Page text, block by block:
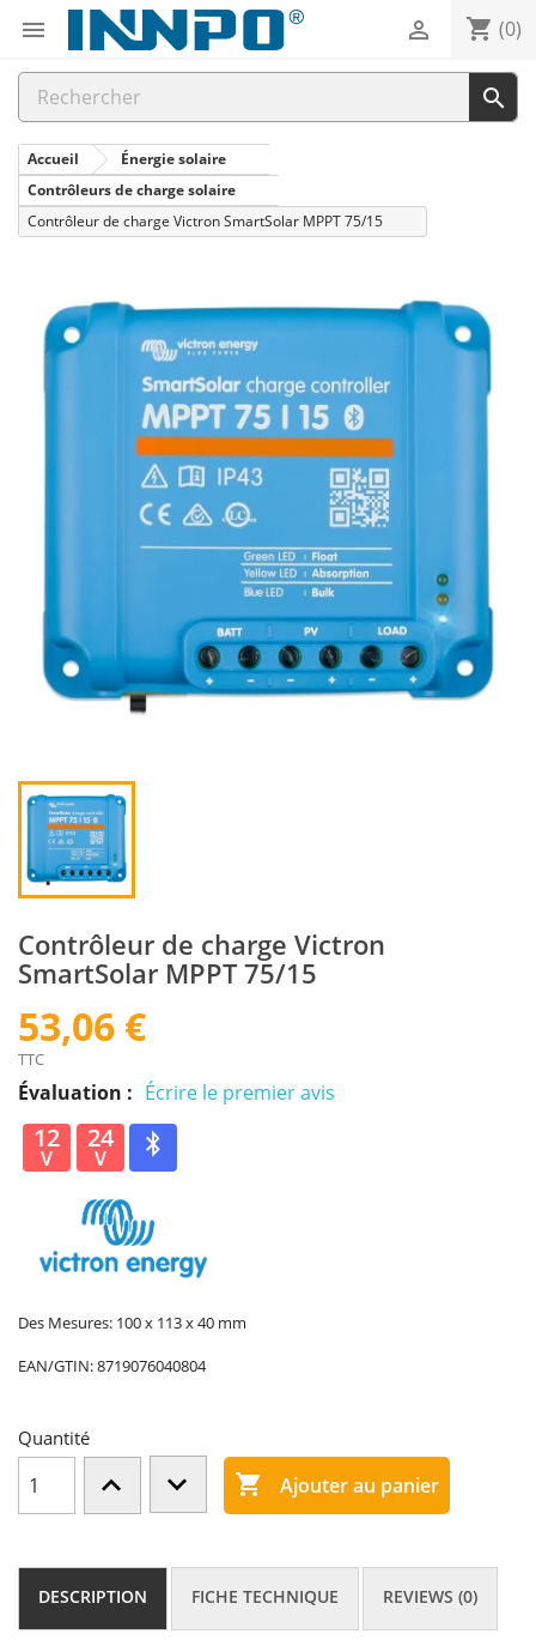
 shopping_cart (0)


Accueil
Énergie solaire
Contrôleurs de charge solaire
Contrôleur de charge Victron SmartSolar MPPT 75/15
Contrôleur de charge Victron
SmartSolar MPPT 75/15
53,06 €
TTC
Évaluation : Écrire le premier avis
12
V
24
V
Des Mesures: 100 x 113 x 40 mm
EAN/GTIN:8719076040804
Quantité
 Ajouter au panier
DESCRIPTION FICHE TECHNIQUE REVIEWS (0)